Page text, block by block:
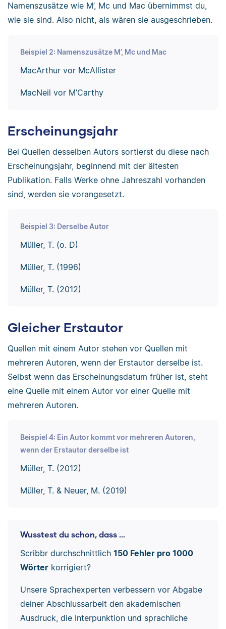
Namenszusätze wie M’, Mc und Mac übernimmst du,
wie sie sind. Also nicht, als wären sie ausgeschrieben.
Beispiel 2: Namenszusätze M’, Mc und Mac
MacArthur vor McAllister
MacNeil vor M’Carthy
Erscheinungsjahr
Bei Quellen desselben Autors sortierst du diese nach
Erscheinungsjahr, beginnend mit der ältesten
Publikation. Falls Werke ohne Jahreszahl vorhanden
sind, werden sie vorangesetzt.
Beispiel 3: Derselbe Autor
Müller, T. (o. D)
Müller, T. (1996)
Müller, T. (2012)
Gleicher Erstautor
Quellen mit einem Autor stehen vor Quellen mit
mehreren Autoren, wenn der Erstautor derselbe ist.
Selbst wenn das Erscheinungsdatum früher ist, steht
eine Quelle mit einem Autor vor einer Quelle mit
mehreren Autoren.
Beispiel 4: Ein Autor kommt vor mehreren Autoren,
wenn der Erstautor derselbe ist
Müller, T. (2012)
Müller, T. & Neuer, M. (2019)
Wusstest du schon, dass ...
Scribbr durchschnittlich 150 Fehler pro 1000
Wörterkorrigiert?
Unsere Sprachexperten verbessern vor Abgabe
deiner Abschlussarbeit den akademischen
Ausdruck, die Interpunktion und sprachliche